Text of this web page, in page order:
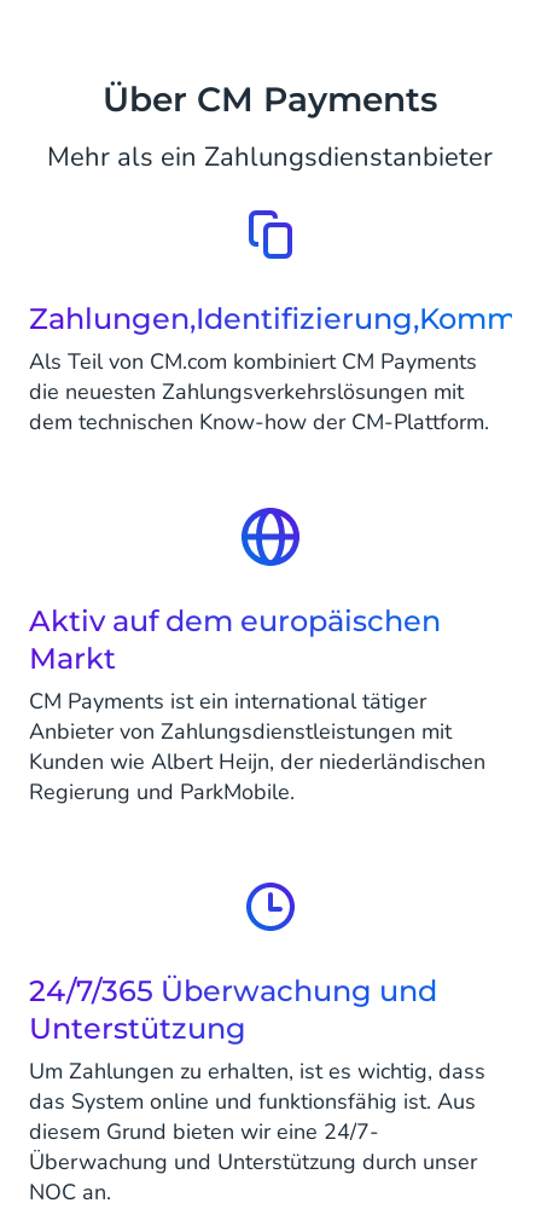
Über CM Payments
Mehr als ein Zahlungsdienstanbieter
Als Teil von CM.com kombiniert CM Payments
die neuesten Zahlungsverkehrslösungen mit
dem technischen Know-how der CM-Plattform.
Aktiv auf dem europäischen
Markt
CM Payments ist ein international tätiger
Anbieter von Zahlungsdienstleistungen mit
Kunden wie Albert Heijn, der niederländischen
Regierung und ParkMobile.
24/7/365 Überwachung und
Unterstützung
Um Zahlungen zu erhalten, ist es wichtig, dass
das System online und funktionsfähig ist. Aus
diesem Grund bieten wir eine 24/7-
Überwachung und Unterstützung durch unser
NOC an.